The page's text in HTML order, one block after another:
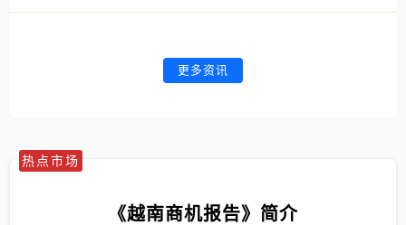
更多资讯
热点市场
《越南商机报告》简介